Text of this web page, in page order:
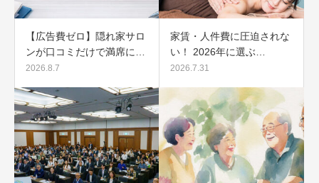
【広告費ゼロ】隠れ家サロ
ンが口コミだけで満席に…
2026.8.7
家賃・人件費に圧迫されな
い！ 2026年に選ぶ…
2026.7.31